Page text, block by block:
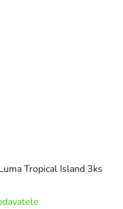
Tropical Island 3ks